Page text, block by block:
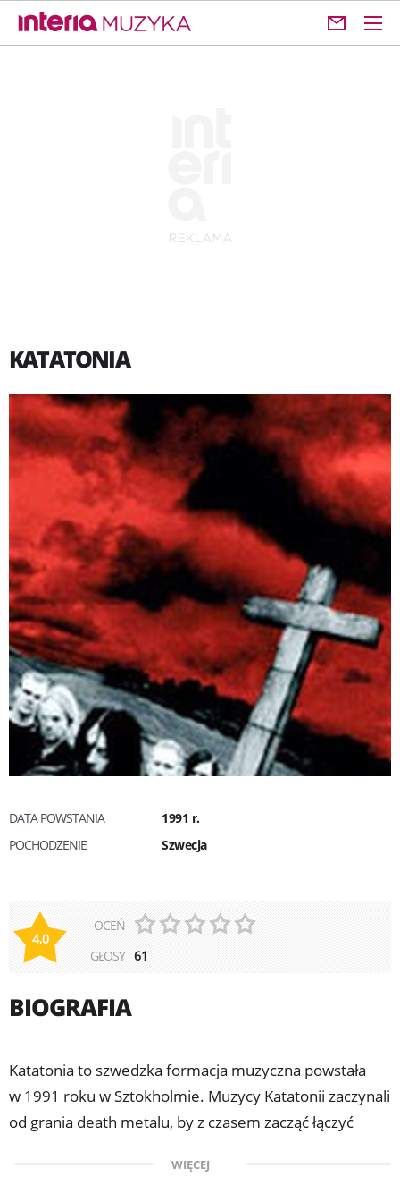
KATATONIA
DATA POWSTANIA
1991 r.
POCHODZENIE
Szwecja
4,0
OCEŃ
GŁOSY 61
BIOGRAFIA
Katatonia to szwedzka formacja muzyczna powstała
w 1991 roku w Sztokholmie. Muzycy Katatonii zaczynali
od grania death metalu, by z czasem zacząć łączyć
nastrój ich twórczości - dorobili się przydomku
WIĘCEJ